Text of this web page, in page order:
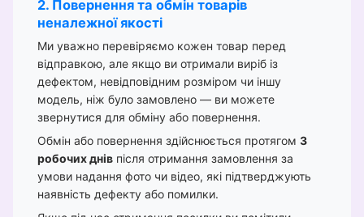
2. Повернення та обмін товарів
неналежної якості
Ми уважно перевіряємо кожен товар перед
відправкою, але якщо ви отримали виріб із
дефектом, невідповідним розміром чи іншу
модель, ніж було замовлено — ви можете
звернутися для обміну або повернення.
Обмін або повернення здійснюється протягом 3
робочих днів після отримання замовлення за
умови надання фото чи відео, які підтверджують
наявність дефекту або помилки.